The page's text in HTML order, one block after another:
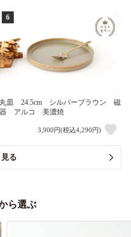
6
丸皿 24.5cm シルバーブラウン 磁
器 アルコ 美濃焼
3,900円(税込4,290円)
る
ら選ぶ